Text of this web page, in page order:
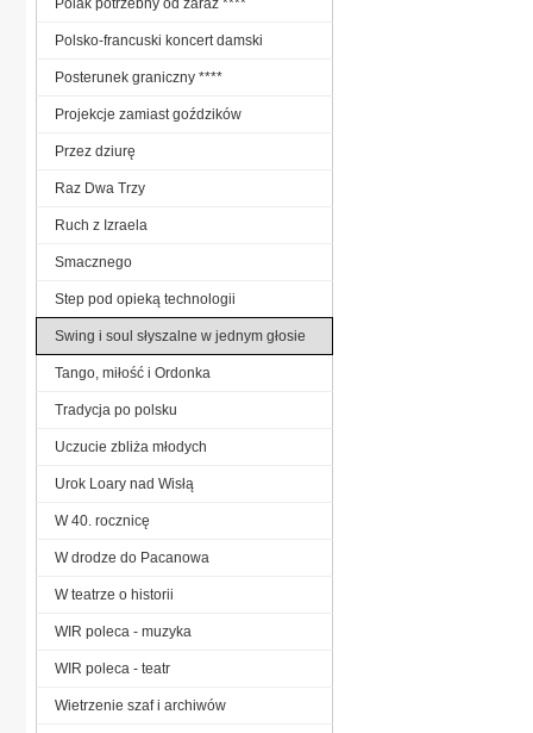
Polsko-francuski koncert damski
Posterunek graniczny ****
Projekcje zamiast goździków
Przez dziurę
Raz Dwa Trzy
Ruch z Izraela
Smacznego
Step pod opieką technologii
Swing i soul słyszalne w jednym głosie
Tango, miłość i Ordonka
Tradycja po polsku
Uczucie zbliża młodych
Urok Loary nad Wisłą
W 40. rocznicę
W drodze do Pacanowa
W teatrze o historii
WIR poleca - muzyka
WIR poleca - teatr
Wietrzenie szaf i archiwów